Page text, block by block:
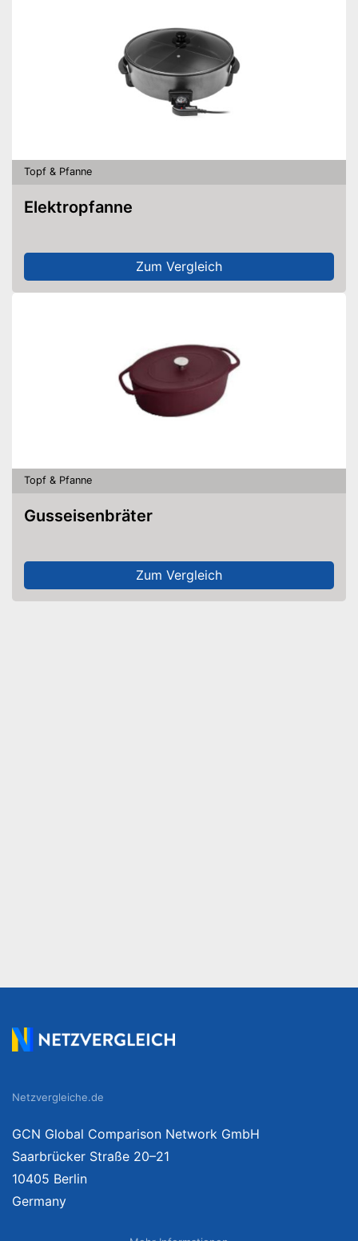
Topf & Pfanne
Elektropfanne
Zum Vergleich
Topf & Pfanne
Gusseisenbräter
Zum Vergleich
Netzvergleiche.de
GCN Global Comparison Network GmbH
Saarbrücker Straße 20–21
10405 Berlin
Germany